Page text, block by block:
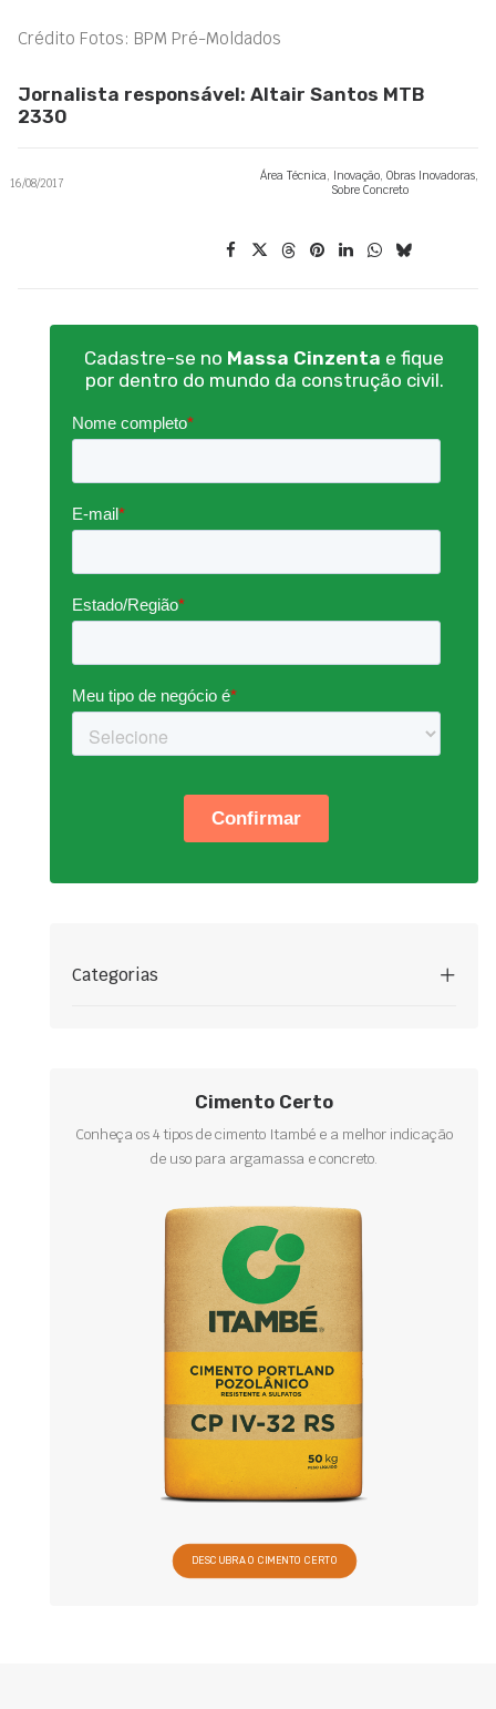
Crédito Fotos: BPM Pré-Moldados
Jornalista responsável: Altair Santos MTB
2330
16/08/2017 Área Técnica, Inovação, Obras Inovadoras,
Sobre Concreto
Cadastre-se no Massa Cinzenta e fique
por dentro do mundo da construção civil.
Categorias
Cimento Certo
Conheça os 4 tipos de cimento Itambé e a melhor indicação
de uso para argamassa e concreto.
DESCUBRA O CIMENTO CERTO